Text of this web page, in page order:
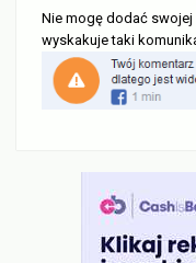
Nie mogę dodać swojej
wyskakuje taki